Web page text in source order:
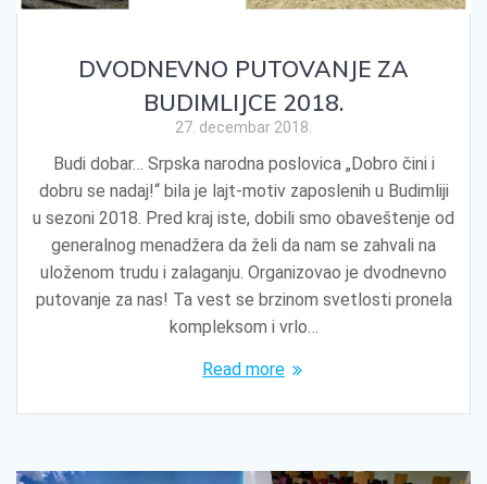
DVODNEVNO PUTOVANJE ZA
BUDIMLIJCE 2018.
27. decembar 2018.
Budi dobar… Srpska narodna poslovica „Dobro čini i
dobru se nadaj!“ bila je lajt-motiv zaposlenih u Budimliji
u sezoni 2018. Pred kraj iste, dobili smo obaveštenje od
generalnog menadžera da želi da nam se zahvali na
uloženom trudu i zalaganju. Organizovao je dvodnevno
putovanje za nas! Ta vest se brzinom svetlosti pronela
kompleksom i vrlo…
Read more